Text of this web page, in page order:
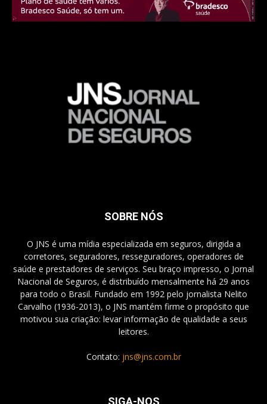
SOBRE NÓS
O JNS é uma mídia especializada em seguros, dirigida a
corretores, seguradores, resseguradores, operadores de
saúde e prestadores de serviços. Seu braço impresso, o Jornal
Nacional de Seguros, é distribuído mensalmente há 29 anos
para todo o Brasil. Fundado em 1992 pelo jornalista Nelito
Carvalho (1936-2013), o JNS mantém firme o propósito que
motivou sua criação: levar informação de qualidade a seus
leitores.
Contato: jns@jns.com.br
SIGA-NOS